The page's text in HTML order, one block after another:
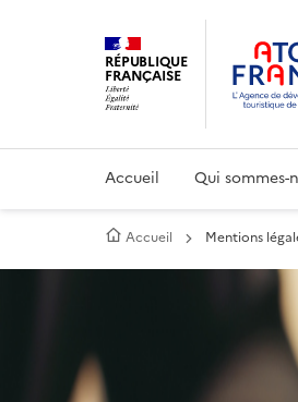
RÉPUBLIQUE
FRANÇAISE
Accueil Qui sommes-
Accueil Mentions